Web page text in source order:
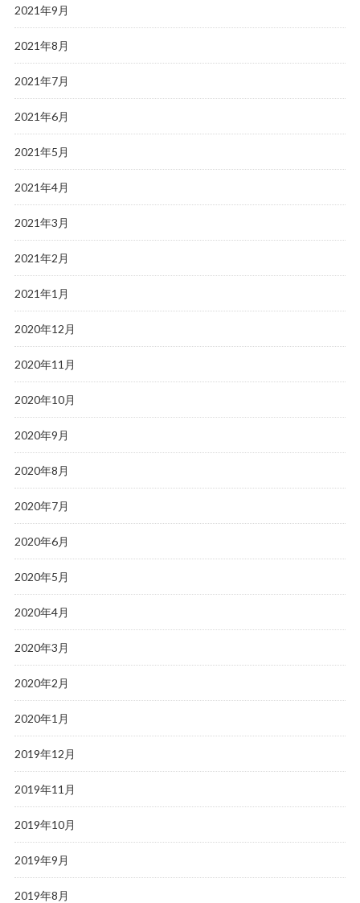
2021年9月
2021年8月
2021年7月
2021年6月
2021年5月
2021年4月
2021年3月
2021年2月
2021年1月
2020年12月
2020年11月
2020年10月
2020年9月
2020年8月
2020年7月
2020年6月
2020年5月
2020年4月
2020年3月
2020年2月
2020年1月
2019年12月
2019年11月
2019年10月
2019年9月
2019年8月